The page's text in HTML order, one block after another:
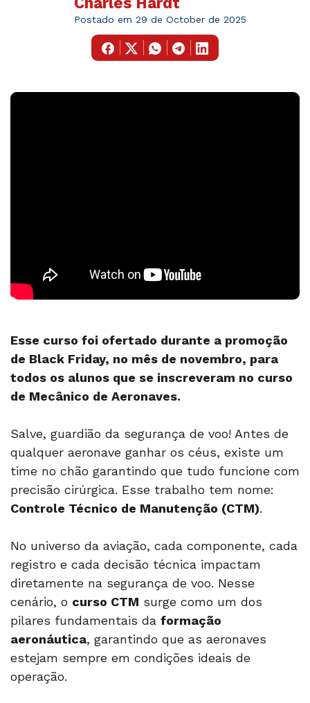
Postado em 29 de October de 2025
Esse curso foi ofertado durante a promoção
de Black Friday, no mês de novembro, para
todos os alunos que se inscreveram no curso
de Mecânico de Aeronaves.
Salve, guardião da segurança de voo! Antes de
qualquer aeronave ganhar os céus, existe um
time no chão garantindo que tudo funcione com
precisão cirúrgica. Esse trabalho tem nome:
Controle Técnico de Manutenção (CTM).
No universo da aviação, cada componente, cada
registro e cada decisão técnica impactam
diretamente na segurança de voo. Nesse
cenário, o curso CTM surge como um dos
pilares fundamentais da formação
aeronáutica, garantindo que as aeronaves
estejam sempre em condições ideais de
operação.